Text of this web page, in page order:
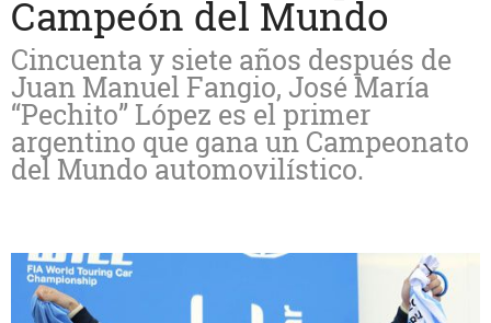
Campeón del Mundo
Cincuenta y siete años después de
Juan Manuel Fangio, José María
“Pechito” López es el primer
argentino que gana un Campeonato
del Mundo automovilístico.